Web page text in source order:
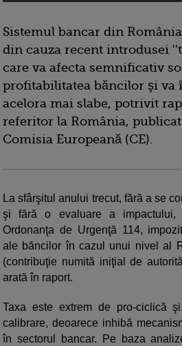
Sistemul bancar din
din cauza recent introdusei
care va afecta semnificativ
profitabilitatea băncilor şi va
acelora mai slabe, potrivit
referitor la România,
Comisia Europeană (CE).
La sfârşitul anului trecut, fără a se
şi fără o evaluare a impactului,
Ordonanţa de Urgenţă 114,
ale băncilor în cazul unui nivel al
(contribuţie numită iniţial de
arată în raport.
Taxa este extrem de pro-ciclică
calibrare, deoarece inhibă
în sectorul bancar. Pe baza